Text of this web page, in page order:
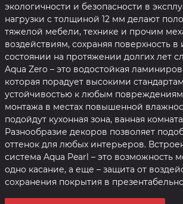
экологичности и безопасности в
нагрузки с толщиной 12 мм делают
тяжелой мебели, технике и прочим
воздействиям, сохраняя поверхность в
состоянии на протяжении долгих лет
Aqua Zero – это водостойкая
которая порадует высокими
устойчивостью к любым
монтажа в местах повышенной
подойдут кухонная зона, ванная
Разнообразие декоров позволяет
оттенок для любых интерьеров.
система Aqua Pearl – это возможность
одно касание, а еще – защита от
сохранения покрытия в